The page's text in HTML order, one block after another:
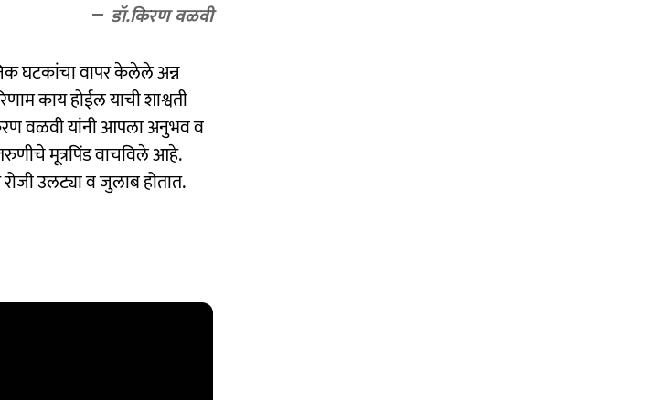
डॉ.किरण वळवी
घटकांचा वापर केलेले अन्न
काय होईल याची शाश्वती
वळवी यांनी आपला अनुभव व
मूत्रपिंड वाचविले आहे.
उलट्या व जुलाब होतात.